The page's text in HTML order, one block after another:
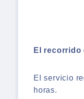
El recorrido
El servicio
horas.